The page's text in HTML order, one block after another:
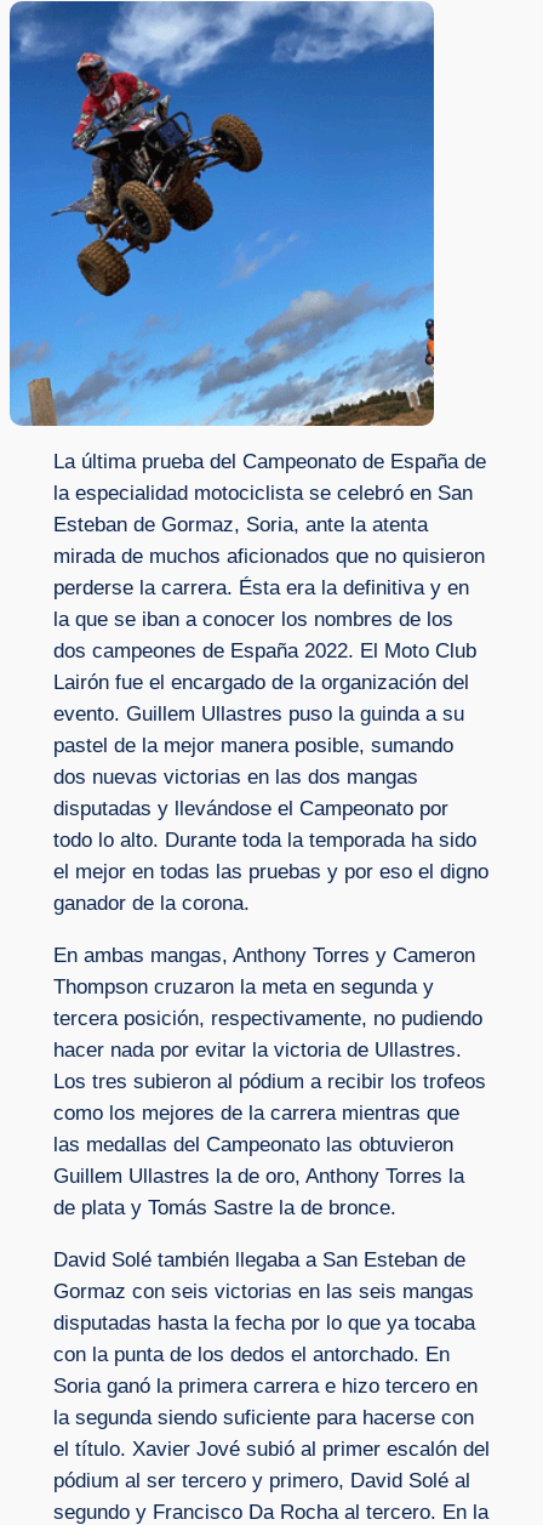
La última prueba del Campeonato de España de
la especialidad motociclista se celebró en San
Esteban de Gormaz, Soria, ante la atenta
mirada de muchos aficionados que no quisieron
perderse la carrera. Ésta era la definitiva y en
la que se iban a conocer los nombres de los
dos campeones de España 2022. El Moto Club
Lairón fue el encargado de la organización del
evento. Guillem Ullastres puso la guinda a su
pastel de la mejor manera posible, sumando
dos nuevas victorias en las dos mangas
disputadas y llevándose el Campeonato por
todo lo alto. Durante toda la temporada ha sido
el mejor en todas las pruebas y por eso el digno
ganador de la corona.
En ambas mangas, Anthony Torres y Cameron
Thompson cruzaron la meta en segunda y
tercera posición, respectivamente, no pudiendo
hacer nada por evitar la victoria de Ullastres.
Los tres subieron al pódium a recibir los trofeos
como los mejores de la carrera mientras que
las medallas del Campeonato las obtuvieron
Guillem Ullastres la de oro, Anthony Torres la
de plata y Tomás Sastre la de bronce.
David Solé también llegaba a San Esteban de
Gormaz con seis victorias en las seis mangas
disputadas hasta la fecha por lo que ya tocaba
con la punta de los dedos el antorchado. En
Soria ganó la primera carrera e hizo tercero en
la segunda siendo suficiente para hacerse con
el título. Xavier Jové subió al primer escalón del
pódium al ser tercero y primero, David Solé al
segundo y Francisco Da Rocha al tercero. En la